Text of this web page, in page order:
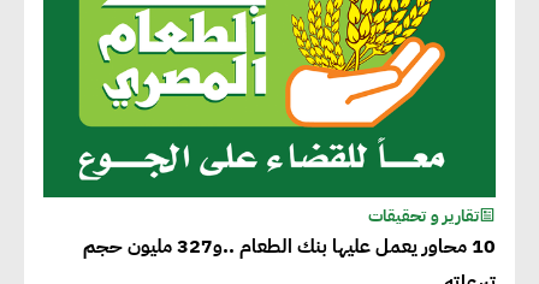
تقارير و تحقيقات
10 محاور يعمل عليها بنك الطعام ..و327 مليون حجم